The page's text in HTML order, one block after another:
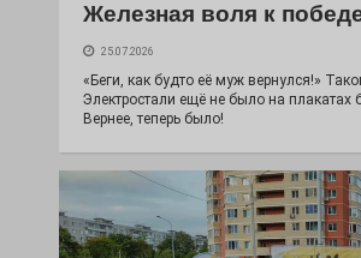
Железная воля к
25.07.2026
«Беги, как будто её муж вернулся!»
Электростали ещё не было на плакатах
Вернее, теперь было!